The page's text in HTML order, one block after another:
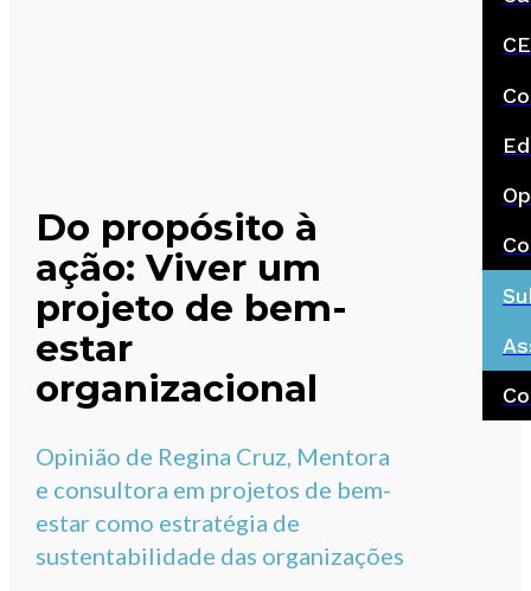
Do propósito à
ação: Viver um
projeto de bem-
estar
organizacional
Opinião de Regina Cruz, Mentora
e consultora em projetos de bem-
estar como estratégia de
sustentabilidade das organizações